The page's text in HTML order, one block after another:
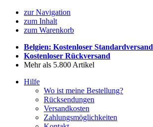
zur Navigation
zum Inhalt
zum Warenkorb
Belgien: Kostenloser Standardversand
Kostenloser Rückversand
Mehr als 5.800 Artikel
Hilfe
Wo ist meine Bestellung?
Rücksendungen
Versandkosten
Zahlungsmöglichkeiten